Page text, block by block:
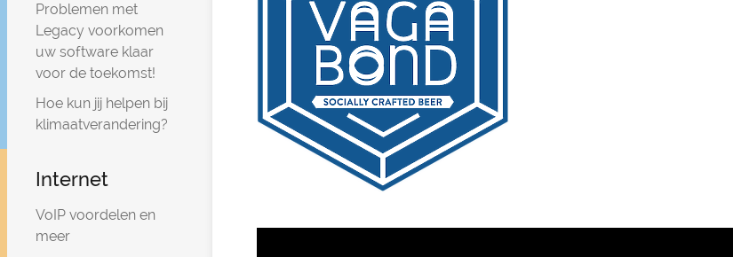
Problemen met
Legacy voorkomen
uw software klaar
voor de toekomst!
Hoe kun jij helpen bij
klimaatverandering?
Internet
VoIP voordelen en
meer